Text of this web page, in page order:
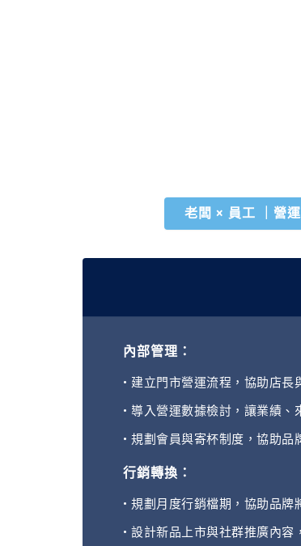
老闆 × 員工 ｜ 營
內部管理：
• 建立門市營運流程，協助店
• 導入營運數據檢討，讓業績、
• 規劃會員與寄杯制度，協助品
行銷轉換：
• 規劃月度行銷檔期，協助品牌
• 設計新品上市與社群推廣內容